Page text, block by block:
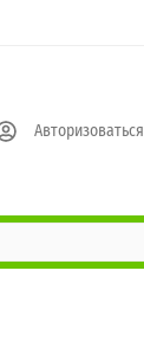
Авторизоваться